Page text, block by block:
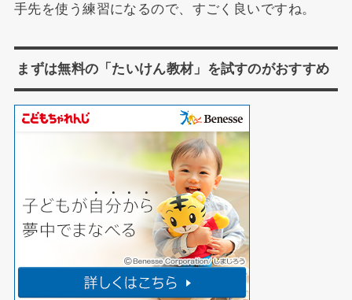
手先を使う練習になるので、すごく良いですね。
まずは無料の「たいけん教材」を試すのがおすすめ